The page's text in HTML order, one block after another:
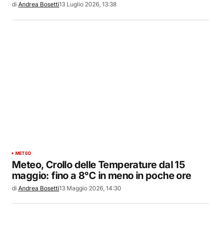
di Andrea Bosetti13 Luglio 2026, 13:38
METEO
Meteo, Crollo delle Temperature dal 15
maggio: fino a 8°C in meno in poche ore
di Andrea Bosetti13 Maggio 2026, 14:30